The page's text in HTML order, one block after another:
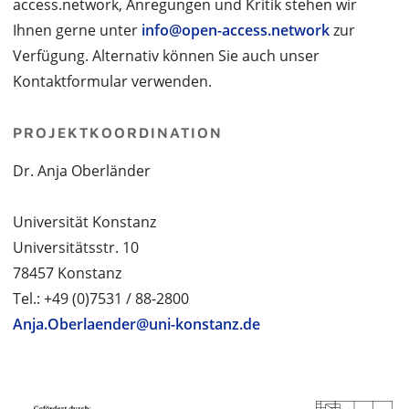
access.network, Anregungen und Kritik stehen wir
Ihnen gerne unter info@open-access.networkzur
Verfügung. Alternativ können Sie auch unser
Kontaktformular verwenden.
PROJEKTKOORDINATION
Dr. Anja Oberländer
Universität Konstanz
Universitätsstr. 10
78457 Konstanz
Tel.: +49 (0)7531 / 88-2800
Anja.Oberlaender@uni-konstanz.de